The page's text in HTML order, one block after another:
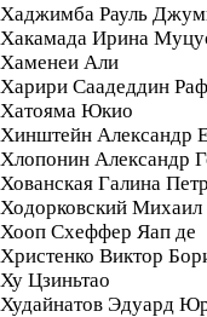
Хаджимба Рауль
Хакамада Ирина
Хаменеи Али
Харири Саадеддин
Хатояма Юкио
Хинштейн Александр
Хлопонин Александр
Хованская Галина
Ходорковский Михаил
Хооп Схеффер Яап де
Христенко Виктор
Ху Цзиньтао
Худайнатов Эдуард